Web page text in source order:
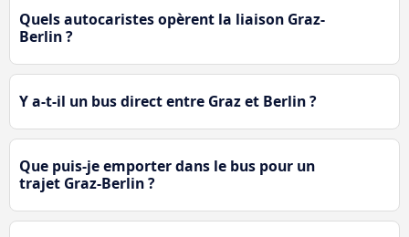
Quels autocaristes opèrent la liaison Graz-
Berlin ?
Y a-t-il un bus direct entre Graz et Berlin ?
Que puis-je emporter dans le bus pour un
trajet Graz-Berlin ?